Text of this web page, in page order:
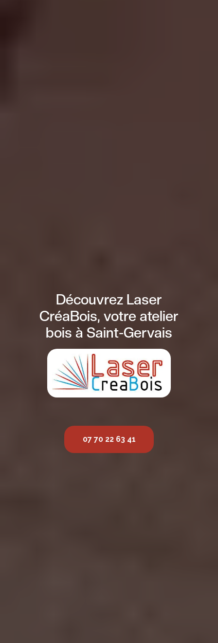
Découvrez Laser
CréaBois, votre atelier
bois à Saint-Gervais
07 70 22 63 41